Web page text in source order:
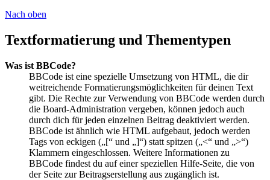
Nach oben
Textformatierung und Thementypen
Was ist BBCode?
BBCode ist eine spezielle Umsetzung von HTML, die dir
weitreichende Formatierungsmöglichkeiten für deinen Text
gibt. Die Rechte zur Verwendung von BBCode werden durch
die Board-Administration vergeben, können jedoch auch
durch dich für jeden einzelnen Beitrag deaktiviert werden.
BBCode ist ähnlich wie HTML aufgebaut, jedoch werden
Tags von eckigen („[“ und „]“) statt spitzen („<“ und „>“)
Klammern eingeschlossen. Weitere Informationen zu
BBCode findest du auf einer speziellen Hilfe-Seite, die von
der Seite zur Beitragserstellung aus zugänglich ist.